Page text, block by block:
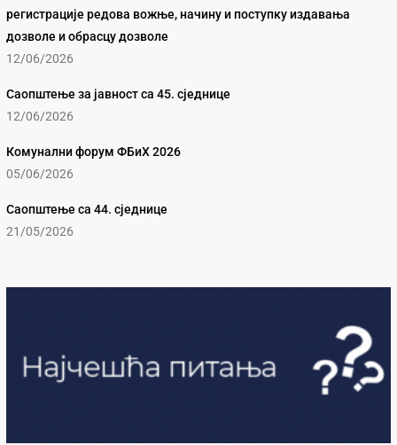
регистрације редова вожње, начину и поступку издавања
дозволе и обрасцу дозволе
12/06/2026
Саопштење за јавност са 45. сједнице
12/06/2026
Комунални форум ФБиХ 2026
05/06/2026
Саопштење са 44. сједнице
21/05/2026